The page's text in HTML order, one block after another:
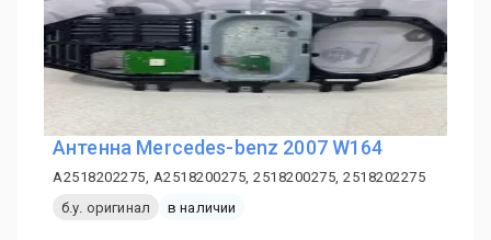
Антенна Mercedes-benz 2007 W164
A2518202275, A2518200275, 2518200275, 2518202275
б.у. оригинал
в наличии